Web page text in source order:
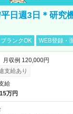
日週3日＊研究
ブランクOK WEB登録・
収例 120,000円
支給あり
給
万円